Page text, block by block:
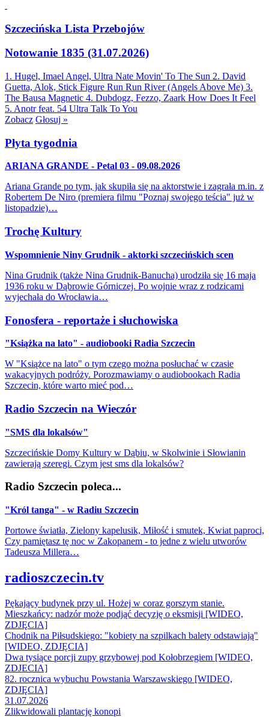
Szczecińska Lista Przebojów
Notowanie 1835 (31.07.2026)
1. Hugel, Imael Angel, Ultra Nate Movin' To The Sun 2. David
Guetta, Alok, Stick Figure Run Run River (Angels Above Me) 3.
The Bausa Magnetic 4. Dubdogz, Fezzo, Zaark How Does It Feel
5. Anotr feat. 54 Ultra Talk To You
Zobacz Głosuj »
Płyta tygodnia
ARIANA GRANDE - Petal 03 - 09.08.2026
Ariana Grande po tym, jak skupiła się na aktorstwie i zagrała m.in. z
Robertem De Niro (premiera filmu "Poznaj swojego teścia" już w
listopadzie)…
Trochę Kultury
Wspomnienie Niny Grudnik - aktorki szczecińskich scen
Nina Grudnik (także Nina Grudnik-Banucha) urodziła się 16 maja
1936 roku w Dąbrowie Górniczej. Po wojnie wraz z rodzicami
wyjechała do Wrocławia…
Fonosfera - reportaże i słuchowiska
"Książka na lato" - audiobooki Radia Szczecin
W "Książce na lato" o tym czego można posłuchać w czasie
wakacyjnych podróży. Porozmawiamy o audiobookach Radia
Szczecin, które warto mieć pod…
Radio Szczecin na Wieczór
"SMS dla lokalsów"
Szczecińskie Domy Kultury w Dąbiu, w Skolwinie i Słowianin
zawierają szeregi. Czym jest sms dla lokalsów?
Radio Szczecin poleca...
"Król tanga" - w Radiu Szczecin
Portowe światła, Zielony kapelusik, Miłość i smutek, Kwiat paproci,
Czy pamiętasz tę noc w Zakopanem - to jedne z wielu utworów
Tadeusza Millera…
radioszczecin.tv
Pękający budynek przy ul. Hożej w coraz gorszym stanie.
Mieszkańcy: nadzór może podjąć decyzję o eksmisji [WIDEO,
ZDJĘCIA]
Chodnik na Piłsudskiego: "kobiety na szpilkach balety odstawiają"
[WIDEO, ZDJĘCIA]
Dwa tysiące porcji zupy grzybowej pod Kołobrzegiem [WIDEO,
ZDJECIA]
82. rocznica wybuchu Powstania Warszawskiego [WIDEO,
ZDJĘCIA]
31.07.2026
Zlikwidowali plantację konopi